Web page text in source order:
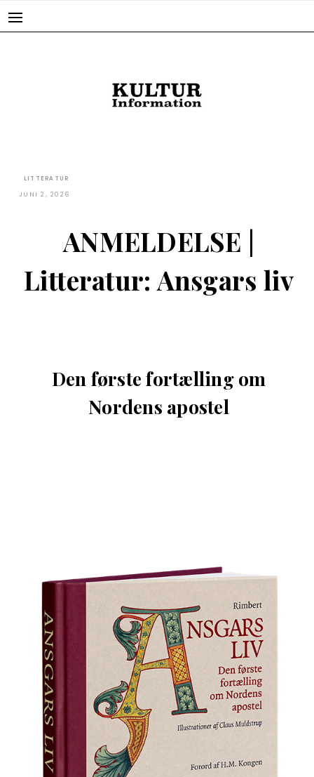
LITTERATUR
JUNI 2, 2026
ANMELDELSE |
Litteratur: Ansgars liv
Den første fortælling om
Nordens apostel